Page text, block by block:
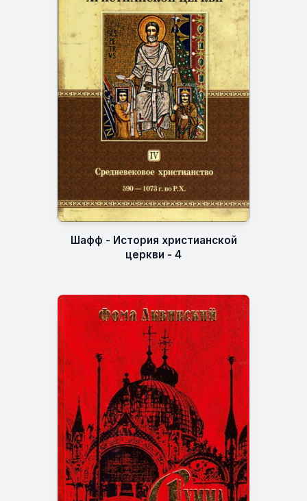
Шафф - История христианской
церкви - 4